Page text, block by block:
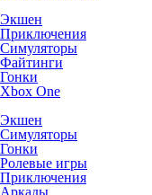
Экшен
Приключения
Симуляторы
Файтинги
Гонки
Xbox One
Экшен
Симуляторы
Гонки
Ролевые игры
Приключения
Аркады